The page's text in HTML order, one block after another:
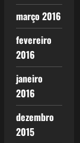
março 2016
fevereiro
2016
janeiro
2016
dezembro
2015